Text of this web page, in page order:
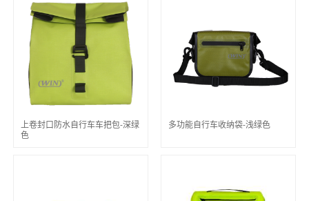
上卷封口防水自行车车把包-深绿
色
多功能自行车收纳袋-浅绿色